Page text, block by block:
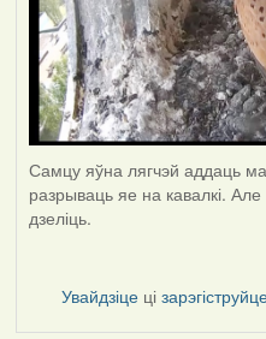
Самцу яўна лягчэй аддаць
разрываць яе на кавалкі.
дзеліць.
Увайдзіце ці